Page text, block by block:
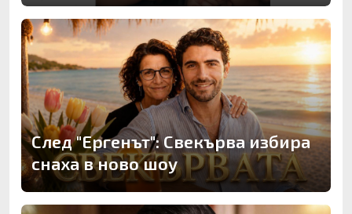
След "Ергенът": Свекърва избира
снаха в ново шоу